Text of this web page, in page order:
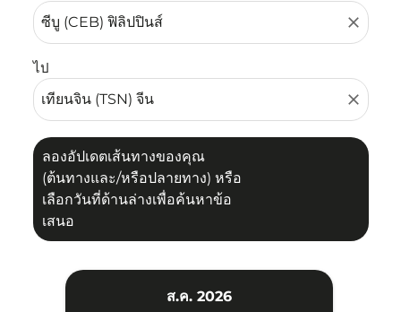
close
ไป
close
ลองอัปเดตเส้นทางของคุณ
(ต้นทางและ/หรือปลายทาง) หรือ
เลือกวันที่ด้านล่างเพื่อค้นหาข้อ
เสนอ
ส.ค. 2026